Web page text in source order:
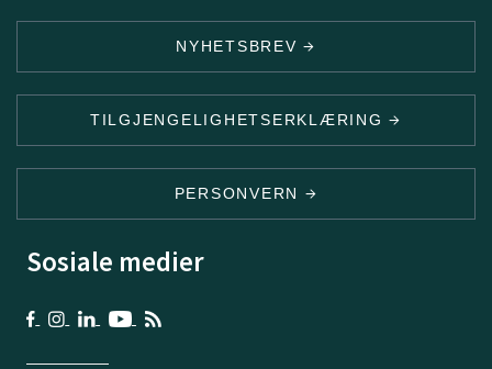
NYHETSBREV
TILGJENGELIGHETSERKLÆRING
PERSONVERN
Sosiale medier